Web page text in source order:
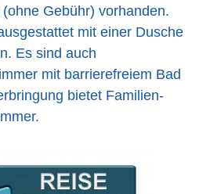
Gebühr) vorhanden.
mit einer Dusche
Es sind auch
mit barrierefreiem Bad
bietet Familien-